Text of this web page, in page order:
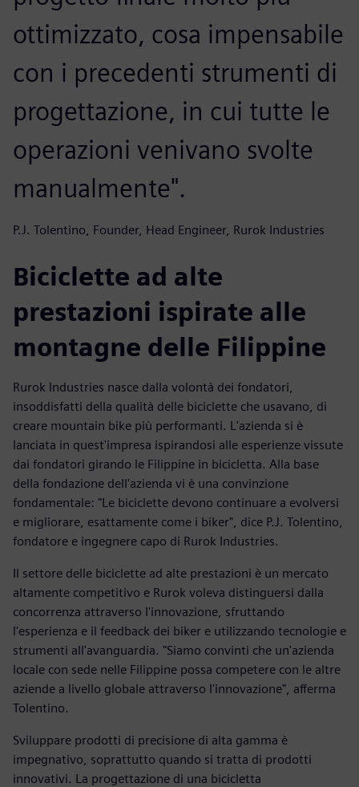
ottimizzato, cosa impensabile
con i precedenti strumenti di
progettazione, in cui tutte le
operazioni venivano svolte
manualmente".
P.J. Tolentino, Founder, Head Engineer, Rurok Industries
Biciclette ad alte
prestazioni ispirate alle
montagne delle Filippine
Rurok Industries nasce dalla volontà dei fondatori,
insoddisfatti della qualità delle biciclette che usavano, di
creare mountain bike più performanti. L'azienda si è
lanciata in quest'impresa ispirandosi alle esperienze vissute
dai fondatori girando le Filippine in bicicletta. Alla base
della fondazione dell'azienda vi è una convinzione
fondamentale: "Le biciclette devono continuare a evolversi
e migliorare, esattamente come i biker", dice P.J. Tolentino,
fondatore e ingegnere capo di Rurok Industries.
Il settore delle biciclette ad alte prestazioni è un mercato
altamente competitivo e Rurok voleva distinguersi dalla
concorrenza attraverso l'innovazione, sfruttando
l'esperienza e il feedback dei biker e utilizzando tecnologie e
strumenti all'avanguardia. "Siamo convinti che un'azienda
locale con sede nelle Filippine possa competere con le altre
aziende a livello globale attraverso l'innovazione", afferma
Tolentino.
Sviluppare prodotti di precisione di alta gamma è
impegnativo, soprattutto quando si tratta di prodotti
innovativi. La progettazione di una bicicletta